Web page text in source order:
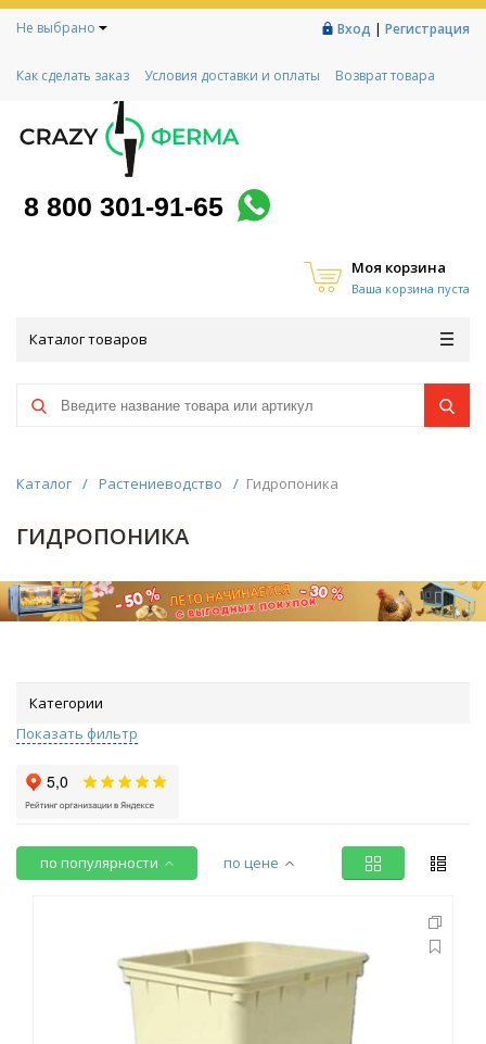
Не выбрано Вход | Регистрация
Как сделать заказ Условия доставки и оплаты
Возврат товара
Контакты
Социальный контракт
Любимая ферма
8 800 301-91-65
Моя корзина
Ваша корзина пуста
Каталог товаров
Каталог / Растениеводство / Гидропоника
ГИДРОПОНИКА
Категории
Показать фильтр
по популярности по цене